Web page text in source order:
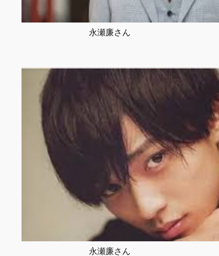
永瀬廉さん
永瀬廉さん